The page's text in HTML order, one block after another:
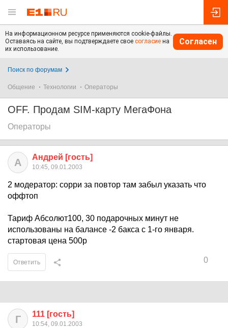
На информационном ресурсе применяются cookie-файлы.
Оставаясь на сайте, вы подтверждаете свое согласие на
их использование.
Согласен
Поиск по форумам
Общение Технологии Операторы
OFF. Продам SIM-карту МегаФона
Операторы
А Андрей [гость]
10:45, 09.01.2003
2 модератор: сорри за повтор там забыл указать что
оффтоп
Тариф Абсолют100, 30 подарочных минут не
использованы на балансе -2 бакса с 1-го января.
стартовая цена 500р
0
Ответить
Г 111 [гость]
10:54, 09.01.2003